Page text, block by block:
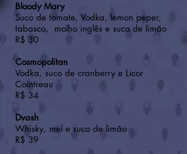
Bloody Mary
Suco de tomate, Vodka, lemon peper,
tabasco, molho inglês e suco de limão
R$ 30
Cosmopolitan
Vodka, suco de cranberry e Licor
Cointreau
R$ 34
Dvash
Whisky, mel e suco de limão
R$ 39